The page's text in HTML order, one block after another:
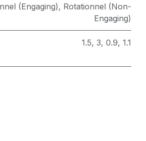
(Engaging), Rotationnel (Non-
Engaging)
1.5, 3, 0.9, 1.1